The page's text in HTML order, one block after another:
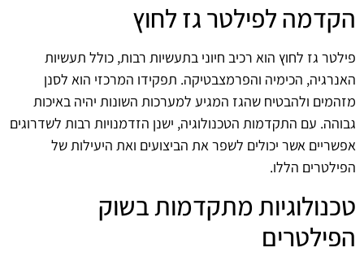
הקדמה לפילטר גז לחוץ
פילטר גז לחוץ הוא רכיב חיוני בתעשיות רבות, כולל תעשיות
האנרגיה, הכימיה והפרמצבטיקה. תפקידו המרכזי הוא לסנן
מזהמים ולהבטיח שהגז המגיע למערכות השונות יהיה באיכות
גבוהה. עם התקדמות הטכנולוגיה, ישנן הזדמנויות רבות לשדרוגים
אפשריים אשר יכולים לשפר את הביצועים ואת היעילות של
הפילטרים הללו.
טכנולוגיות מתקדמות בשוק
הפילטרים